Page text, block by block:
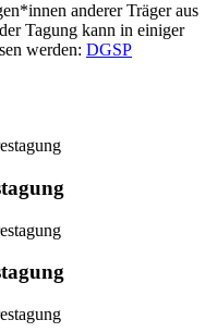
anderer Träger aus
Tagung kann in einiger
werden: DGSP